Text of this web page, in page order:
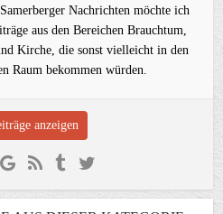
Nachrichten möchte ich
aus den Bereichen Brauchtum,
Kirche, die sonst vielleicht in den
Raum bekommen würden.
anzeigen